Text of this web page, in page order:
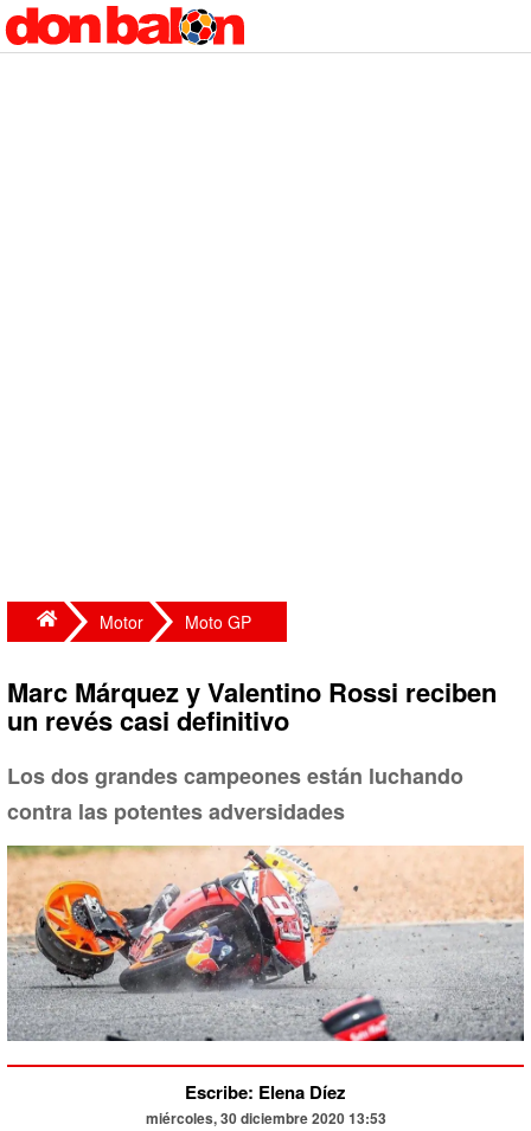
Motor Moto GP
Marc Márquez y Valentino Rossi reciben
un revés casi definitivo
Los dos grandes campeones están luchando
contra las potentes adversidades
Escribe: Elena Díez
miércoles, 30 diciembre 2020 13:53